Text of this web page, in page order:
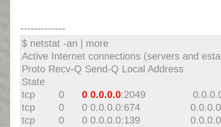
-------------
$ netstat -an | more
Active Internet connections (servers and
Proto Recv-Q Send-Q Local
State
tcp 0 0 0.0.0.0:2049
tcp 0 0 0.0.0.0:674
tcp 0 0 0.0.0.0:139